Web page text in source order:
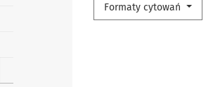
Formaty cytowań